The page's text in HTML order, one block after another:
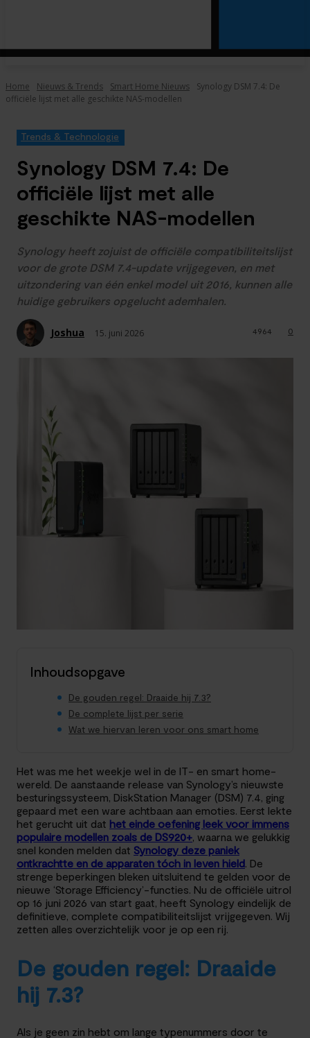
Home Nieuws & Trends Smart Home Nieuws
Synology DSM 7.4: De
officiële lijst met alle geschikte NAS-modellen
Trends & Technologie
Synology DSM 7.4: De
officiële lijst met alle
geschikte NAS-modellen
Synology heeft zojuist de officiële compatibiliteitslijst
voor de grote DSM 7.4-update vrijgegeven, en met
uitzondering van één enkel model uit 2016, kunnen alle
huidige gebruikers opgelucht ademhalen.
Joshua 15. juni 2026 0
4964
Inhoudsopgave
De gouden regel: Draaide hij 7.3?
De complete lijst per serie
Wat we hiervan leren voor ons smart home
Het was me het weekje wel in de IT- en smart home-
wereld. De aanstaande release van Synology’s nieuwste
besturingssysteem, DiskStation Manager (DSM) 7.4, ging
gepaard met een ware achtbaan aan emoties. Eerst lekte
het gerucht uit dat het einde oefening leek voor immens
populaire modellen zoals de DS920+, waarna we gelukkig
snel konden melden dat Synology deze paniek
ontkrachtte en de apparaten tóch in leven hield. De
strenge beperkingen bleken uitsluitend te gelden voor de
nieuwe ‘Storage Efficiency’-functies. Nu de officiële uitrol
op 16 juni 2026 van start gaat, heeft Synology eindelijk de
definitieve, complete compatibiliteitslijst vrijgegeven. Wij
zetten alles overzichtelijk voor je op een rij.
De gouden regel: Draaide
hij 7.3?
Als je geen zin hebt om lange typenummers door te